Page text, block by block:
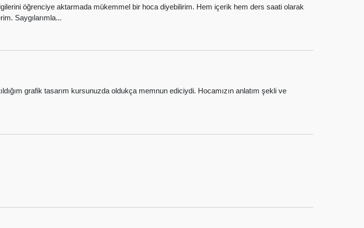
öğrenciye aktarmada mükemmel bir hoca diyebilirim. Hem içerik hem ders saati olarak
Saygılarımla...
grafik tasarım kursunuzda oldukça memnun ediciydi. Hocamızın anlatım şekli ve